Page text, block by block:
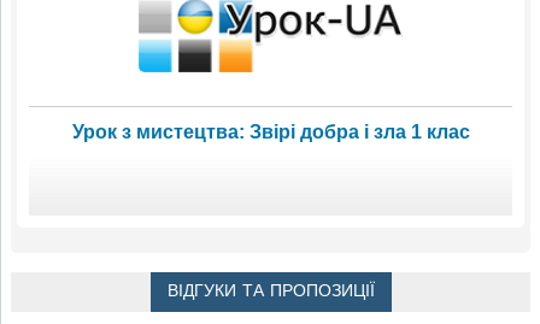
Урок з мистецтва: Звірі добра і зла 1 клас
ВІДГУКИ ТА ПРОПОЗИЦІЇ